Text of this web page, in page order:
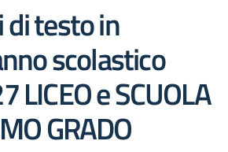
di testo in
scolastico
e SCUOLA
GRADO